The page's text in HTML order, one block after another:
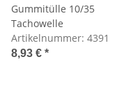
Gummitülle 10/35
Tachowelle
Artikelnummer: 4391
8,93 € *